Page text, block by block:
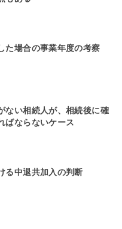
た場合の事業年度の考察
ない相続人が、相続後に確
ばならないケース
る中退共加入の判断